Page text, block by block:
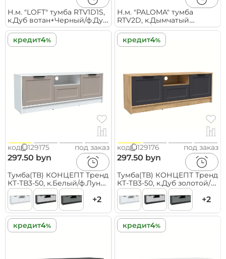
Н.м. "LOFT" тумба RTV1D1S,
к.Дуб вотан+Черный/ф.Дуб
вотан
Н.м. "PALOMA" тумба
RTV2D, к.Дымчатый
зеленый/ф.Дымчатый
зеленый
кредит
код 129175 под заказ
297.50 byn
Тумба(ТВ) КОНЦЕПТ Тренд
КТ-ТВ3-50, к.Белый/ф.Луна
(В495хШ1360хГ355мм)
+2
кредит
код 129176 под заказ
297.50 byn
Тумба(ТВ) КОНЦЕПТ Тренд
КТ-ТВ3-50, к.Дуб золотой/
ф.Пепел
(В495хШ1360хГ355мм)
+2
кредит кредит